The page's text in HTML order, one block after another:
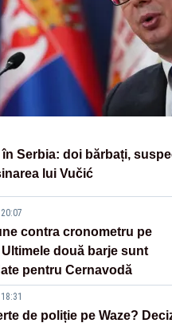
Serbia: doi bărbați,
lui Vučić
contra cronometru pe
Ultimele două barje sunt
pentru Cernavodă
de poliție pe Waze?